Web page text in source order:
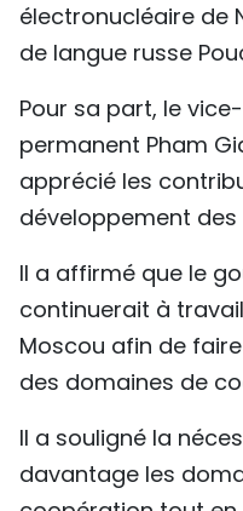
électronucléaire de
de langue russe
Pour sa part, le
permanent Pham
apprécié les
développement
Il a affirmé que le
continuerait à
Moscou afin de
des domaines de
Il a souligné la
davantage les